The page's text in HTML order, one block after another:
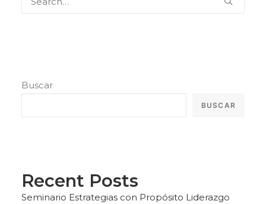
Buscar
BUSCAR
Recent Posts
Seminario Estrategias con Propósito Liderazgo